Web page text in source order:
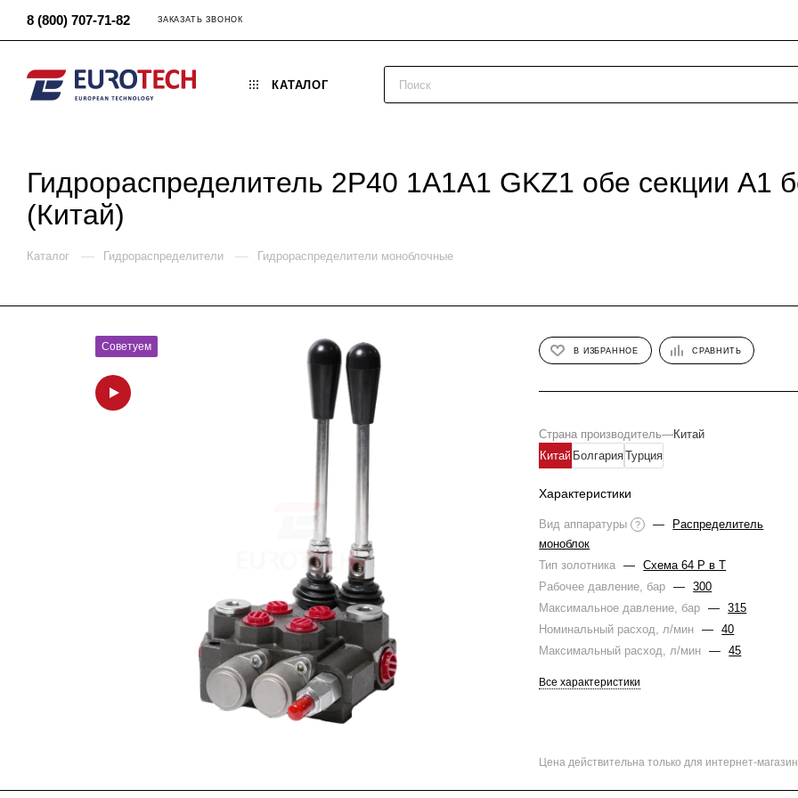
8 (800) 707-71-82 ЗАКАЗАТЬ ЗВОНОК
КАТАЛОГ
Гидрораспределитель 2P40 1A1A1 GKZ1 обе секции A1
(Китай)
Каталог — Гидрораспределители — Гидрораспределители моноблочные
Советуем В ИЗБРАННОЕ СРАВНИТЬ
Страна производитель—Китай
Китай БолгарияТурция
Характеристики
Вид аппаратуры ? —
Распределитель
моноблок
Тип золотника
—
Схема 64 Р в Т
Рабочее давление, бар
—
300
Максимальное давление, бар
—
315
Номинальный расход, л/мин
—
40
Максимальный расход, л/мин
— 45
Все характеристики
Цена действительна только для интернет-